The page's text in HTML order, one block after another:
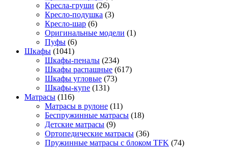
Кресла-груши (26)
Кресло-подушка (3)
Кресло-шар (6)
Оригинальные модели (1)
Пуфы (6)
Шкафы (1041)
Шкафы-пеналы (234)
Шкафы распашные (617)
Шкафы угловые (73)
Шкафы-купе (131)
Матрасы (116)
Матрасы в рулоне (11)
Беспружинные матрасы (18)
Детские матрасы (9)
Ортопедические матрасы (36)
Пружинные матрасы с блоком TFK (74)